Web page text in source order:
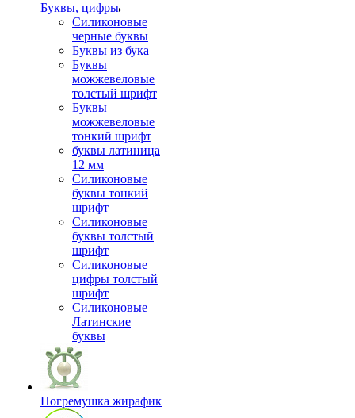
Буквы, цифры
Силиконовые
черные буквы
Буквы из бука
Буквы
можжевеловые
толстый шрифт
Буквы
можжевеловые
тонкий шрифт
буквы латиница
12 мм
Силиконовые
буквы тонкий
шрифт
Силиконовые
буквы толстый
шрифт
Силиконовые
цифры толстый
шрифт
Силиконовые
Латинские
буквы
Погремушка жирафик